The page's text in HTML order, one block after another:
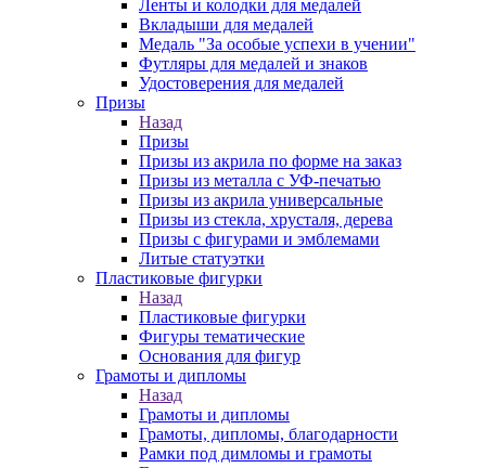
Ленты и колодки для медалей
Вкладыши для медалей
Медаль "За особые успехи в учении"
Футляры для медалей и знаков
Удостоверения для медалей
Призы
Назад
Призы
Призы из акрила по форме на заказ
Призы из металла с УФ-печатью
Призы из акрила универсальные
Призы из стекла, хрусталя, дерева
Призы с фигурами и эмблемами
Литые статуэтки
Пластиковые фигурки
Назад
Пластиковые фигурки
Фигуры тематические
Основания для фигур
Грамоты и дипломы
Назад
Грамоты и дипломы
Грамоты, дипломы, благодарности
Рамки под димломы и грамоты